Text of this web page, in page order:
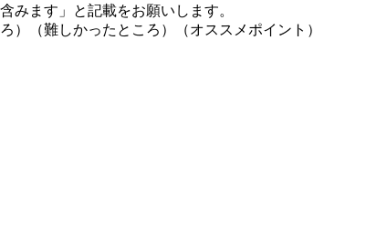
みます」と記載をお願いします。
）（難しかったところ）（オススメポイント）